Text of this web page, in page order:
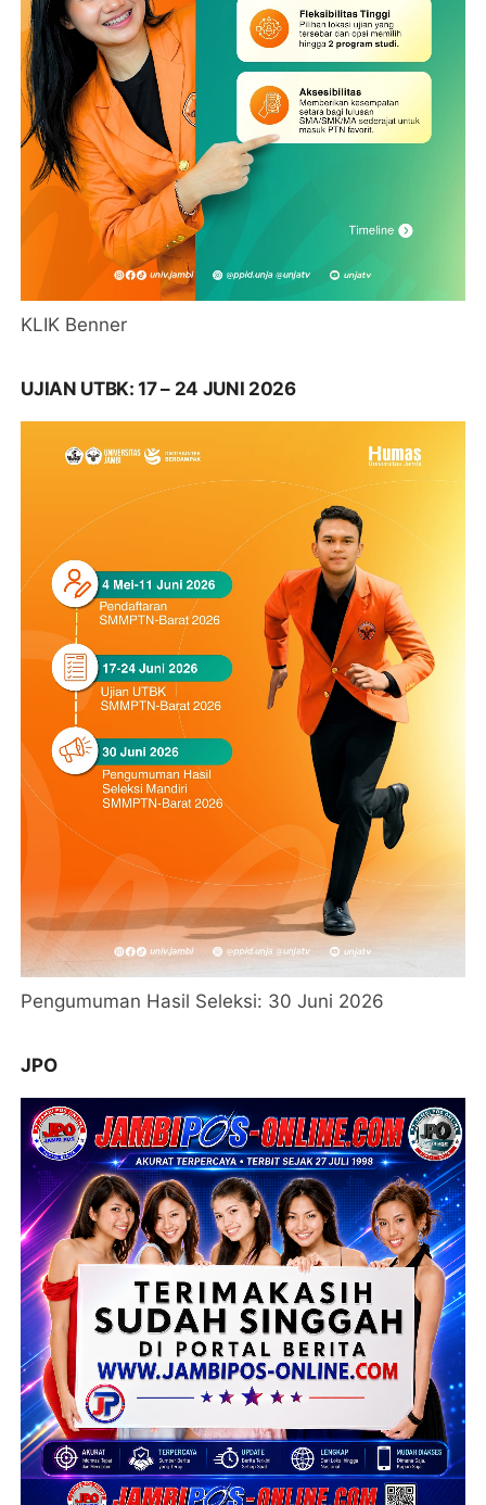
KLIK Benner
UJIAN UTBK: 17 – 24 JUNI 2026
Pengumuman Hasil Seleksi: 30 Juni 2026
JPO